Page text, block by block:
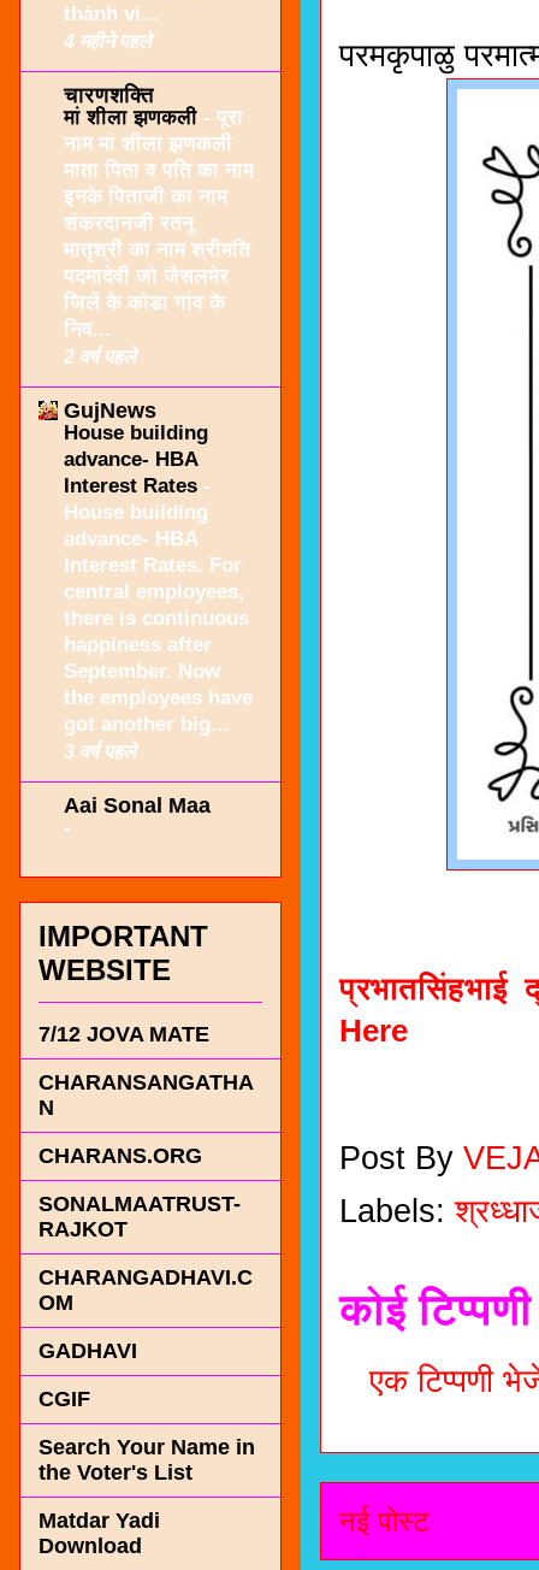
परमकृपाळु
प्रभातसिंहभाई
Here
Post By
Labels:
कोई
एक टिप्पणी
नई पोस्ट
thành vi...
4 महीने पहले
चारणशक्ति
मां शीला झणकली - पूरा
नाम मां शीला झणकली
माता पिता व पति का नाम
इनके पिताजी का नाम
शंकरदानजी रतनू
मातृश्री का नाम श्रीमति
पदमादेवी जो जैसलमेर
जिलें के कोडा गांव के
निव...
2 वर्ष पहले
GujNews
House building
advance- HBA
Interest Rates -
House building
advance- HBA
Interest Rates. For
central employees,
there is continuous
happiness after
September. Now
the employees have
got another big...
3 वर्ष पहले
Aai Sonal Maa
-
IMPORTANT
WEBSITE
7/12 JOVA MATE
CHARANSANGATHA
N
CHARANS.ORG
SONALMAATRUST-
RAJKOT
CHARANGADHAVI.C
OM
GADHAVI
CGIF
Search Your Name in
the Voter's List
Matdar Yadi
Download